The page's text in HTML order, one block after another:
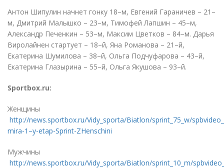
Антон Шипулин начнет гонку 18–м, Евгений Гараничев – 21–
м, Дмитрий Малышко – 23–м, Тимофей Лапшин – 45–м,
Александр Печенкин – 53–м, Максим Цветков – 84–м. Дарья
Виролайнен стартует – 18–й, Яна Романова – 21–й,
Екатерина Шумилова – 38–й, Ольга Подчуфарова – 43–й,
Екатерина Глазырина – 55–й, Ольга Якушова – 93–й.
Sportbox.ru:
Женщины
http://news.sportbox.ru/Vidy_sporta/Biatlon/sprint_75_w/
mira-1–y-etap-Sprint-ZHenschini
Мужчины
http://news.sportbox.ru/Vidy_sporta/Biatlon/sprint_10_m/